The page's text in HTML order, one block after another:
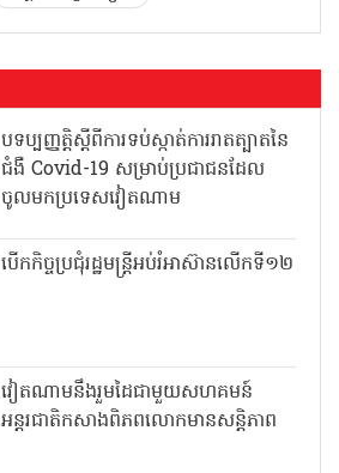
បទប្បញ្ញត្តិស្តីពីការទប់ស្កាត់ការរាតត្បាតនៃ
ជំងឺ Covid-19 សម្រាប់ប្រជាជនដែល
ចូលមកប្រទេសវៀតណាម
បើកកិច្ចប្រជុំរដ្ឋមន្ត្រីអប់រំអាស៊ានលើកទី១២
វៀតណាមនឹងរួមដៃជាមួយសហគមន៍
អន្តរជាតិកសាងពិភពលោកមានសន្តិភាព